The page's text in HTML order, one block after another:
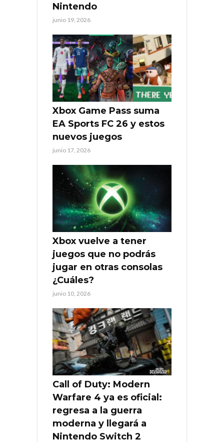
Nintendo
junio 19, 2026
Xbox Game Pass suma
EA Sports FC 26 y estos
nuevos juegos
junio 17, 2026
Xbox vuelve a tener
juegos que no podrás
jugar en otras consolas
¿Cuáles?
junio 10, 2026
Call of Duty: Modern
Warfare 4 ya es oficial:
regresa a la guerra
moderna y llegará a
Nintendo Switch 2